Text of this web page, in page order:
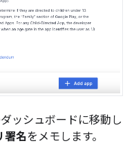
ッシュボードに移動し
署名をメモします。